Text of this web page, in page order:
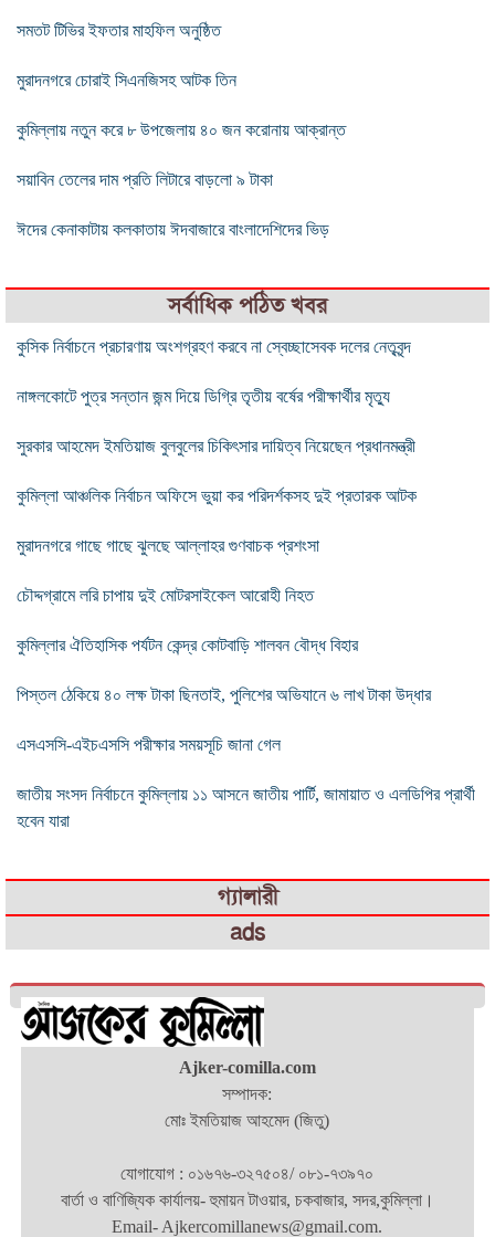
সমতট টিভির ইফতার মাহফিল অনুষ্ঠিত
মুরাদনগরে চোরাই সিএনজিসহ আটক তিন
কুমিল্লায় নতুন করে ৮ উপজেলায় ৪০ জন করোনায় আক্রান্ত
সয়াবিন তেলের দাম প্রতি লিটারে বাড়লো ৯ টাকা
ঈদের কেনাকাটায় কলকাতায় ঈদবাজারে বাংলাদেশিদের ভিড়
সর্বাধিক পঠিত খবর
কুসিক নির্বাচনে প্রচারণায় অংশগ্রহণ করবে না স্বেচ্ছাসেবক দলের নেতৃবৃন্দ
নাঙ্গলকোটে পুত্র সন্তান জন্ম দিয়ে ডিগ্রি তৃতীয় বর্ষের পরীক্ষার্থীর মৃত্যু
সুরকার আহমেদ ইমতিয়াজ বুলবুলের চিকিৎসার দায়িত্ব নিয়েছেন প্রধানমন্ত্রী
কুমিল্লা আঞ্চলিক নির্বাচন অফিসে ভুয়া কর পরিদর্শকসহ দুই প্রতারক আটক
মুরাদনগরে গাছে গাছে ঝুলছে আল্লাহর গুণবাচক প্রশংসা
চৌদ্দগ্রামে লরি চাপায় দুই মোটরসাইকেল আরোহী নিহত
কুমিল্লার ঐতিহাসিক পর্যটন কেন্দ্র কোটবাড়ি শালবন বৌদ্ধ বিহার
পিস্তল ঠেকিয়ে ৪০ লক্ষ টাকা ছিনতাই, পুলিশের অভিযানে ৬ লাখ টাকা উদ্ধার
এসএসসি-এইচএসসি পরীক্ষার সময়সূচি জানা গেল
জাতীয় সংসদ নির্বাচনে কুমিল্লায় ১১ আসনে জাতীয় পার্টি, জামায়াত ও এলডিপির প্রার্থী
হবেন যারা
গ্যালারী
ads
Ajker-comilla.com
সম্পাদক:
মোঃ ইমতিয়াজ আহমেদ (জিতু)
যোগাযোগ : ০১৬৭৬-৩২৭৫০৪/ ০৮১-৭৩৯৭০
বার্তা ও বাণিজ্যিক কার্যালয়- হুমায়ন টাওয়ার, চকবাজার, সদর,কুমিল্লা।
Email- Ajkercomillanews@gmail.com.